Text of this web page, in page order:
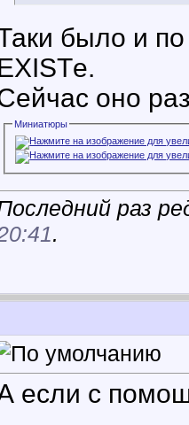
было и
оно
Миниатюры
раз
.
если с